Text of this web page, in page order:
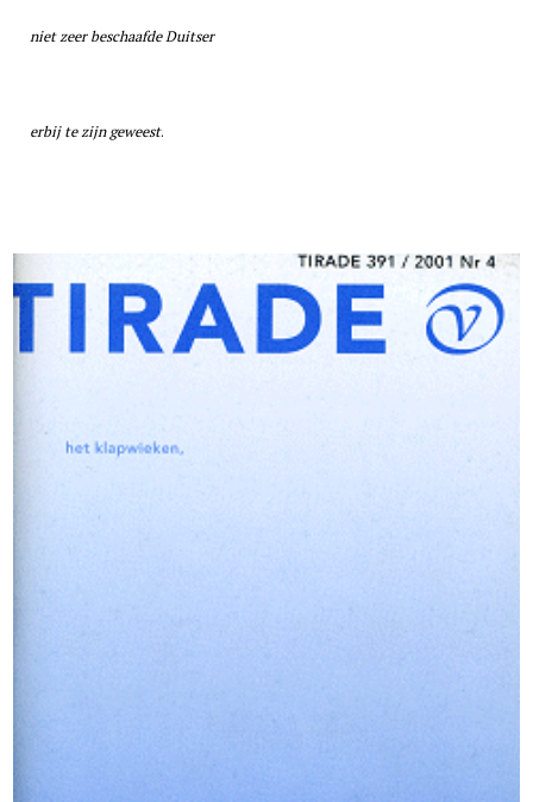
niet zeer beschaafde Duitser
erbij te zijn geweest.